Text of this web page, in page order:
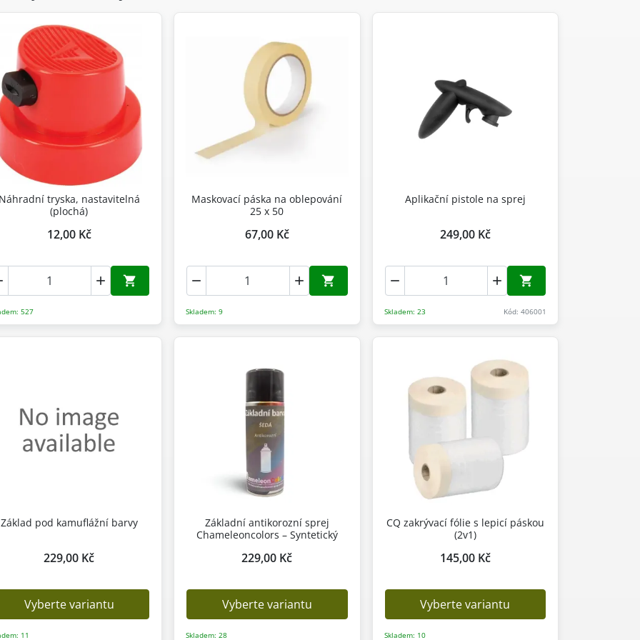
tryska, nastavitelná
(plochá)
12,00 Kč
 
Přidat do košíku
527
Maskovací páska na oblepování
25 x 50
67,00 Kč
  
Přidat do košíku
Skladem: 9
Aplikační pistole na sprej
249,00 Kč
  
Přidat do košíku
Skladem: 23 Kód: 406001
Základ pod kamuflážní barvy
229,00 Kč
Vyberte variantu
11
Základní antikorozní sprej
Chameleoncolors – Syntetický
229,00 Kč
Vyberte variantu
Skladem: 28
CQ zakrývací fólie s lepicí páskou
(2v1)
145,00 Kč
Vyberte variantu
Skladem: 10